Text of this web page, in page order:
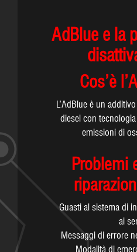
AdBlue e la
Cos’è
L’AdBlue è un
diesel con
emissioni di
Problemi
Guasti al sistema di
ai
Messaggi di errore
Modalità di